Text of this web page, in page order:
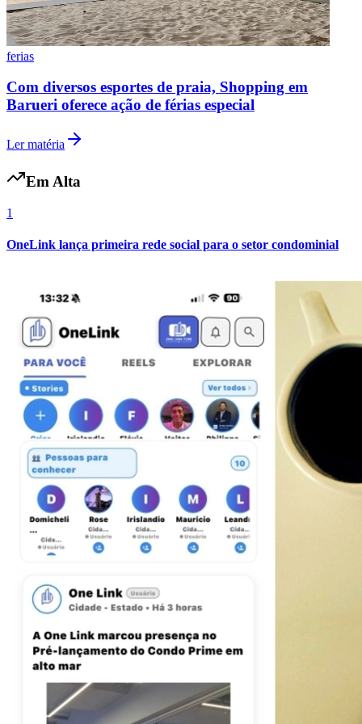
Fluminense
ferias
Com diversos esportes de praia, Shopping em
Barueri oferece ação de férias especial
Ler matéria
Em Alta
1
OneLink lança primeira rede social para o setor condominial